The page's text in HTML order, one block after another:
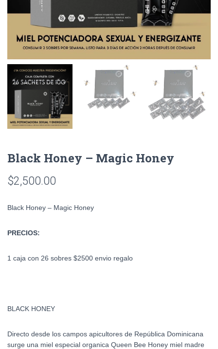
Black Honey – Magic Honey
$2,500.00
Black Honey – Magic Honey
PRECIOS:
1 caja con 26 sobres $2500 envio regalo
BLACK HONEY
Directo desde los campos apicultores de República Dominicana
surge una miel especial organica Queen Bee Honey miel madre